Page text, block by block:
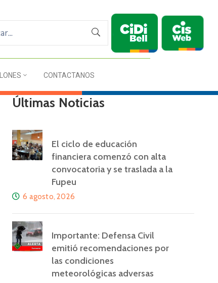
CONTACTANOS
Últimas Noticias
El ciclo de educación
financiera comenzó con alta
convocatoria y se traslada a la
Fupeu
6 agosto, 2026
Importante: Defensa Civil
emitió recomendaciones por
las condiciones
meteorológicas adversas